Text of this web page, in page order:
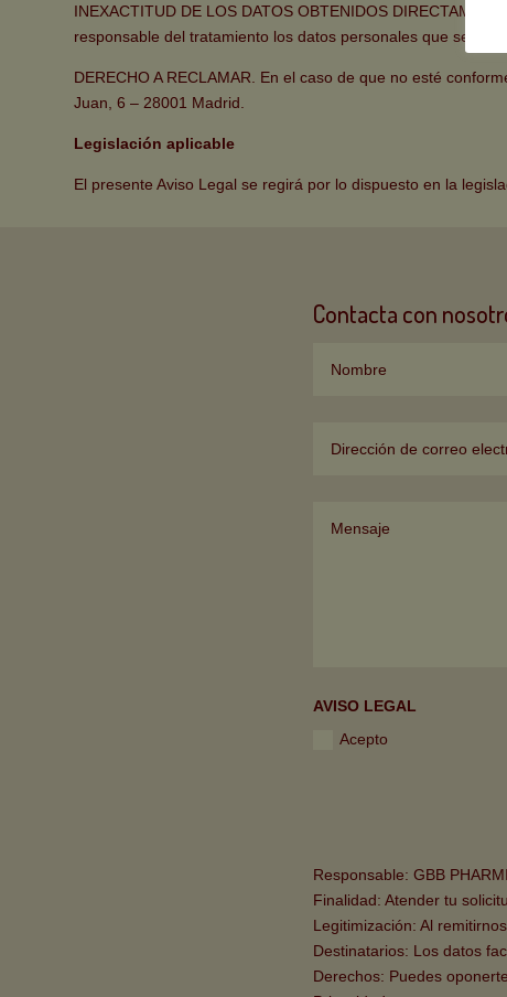
INEXACTITUD DE LOS DATOS OBTENIDOS
responsable del tratamiento los datos personales que sean
DERECHO A RECLAMAR. En el caso de que no esté
Juan, 6 – 28001 Madrid.
Legislación aplicable
El presente Aviso Legal se regirá por lo dispuesto en la
Contacta con
AVISO LEGAL
Acepto
Responsable: GBB
Finalidad: Atender tu
Legitimización: Al
Destinatarios: Los datos
Derechos: Puedes